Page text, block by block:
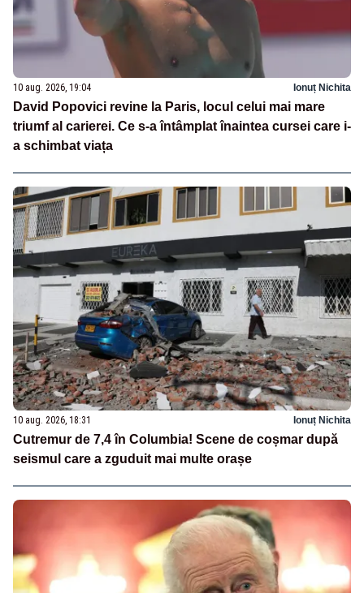
10 aug. 2026, 19:04 Ionuț Nichita
David Popovici revine la Paris, locul celui mai mare
triumf al carierei. Ce s-a întâmplat înaintea cursei care i-
a schimbat viața
10 aug. 2026, 18:31 Ionuț Nichita
Cutremur de 7,4 în Columbia! Scene de coșmar după
seismul care a zguduit mai multe orașe